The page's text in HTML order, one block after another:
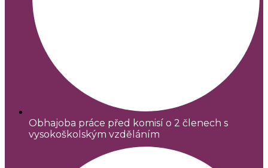
Obhajoba práce před komisí o 2 členech s
vysokoškolským vzděláním